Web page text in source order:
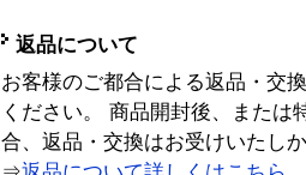
返品について
お客様のご都合による返品・交
ください。 商品開封後、または
合、返品・交換はお受けいたし